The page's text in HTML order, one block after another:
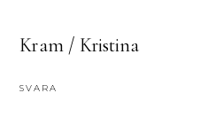
Kram / Kristina
SVARA